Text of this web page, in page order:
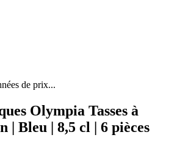
de prix...
Olympia Tasses à
| Bleu | 8,5 cl | 6 pièces